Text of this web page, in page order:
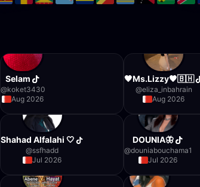
Selam
@koket3430
Aug 2026
🖤Ms.Lizzy🖤🇧🇭
@eliza_inbahrain
Aug 2026
Shahad Alfalahi 🤍
@ssfhadd
Jul 2026
DOUNIA🦋
@douniabouchama1
Jul 2026